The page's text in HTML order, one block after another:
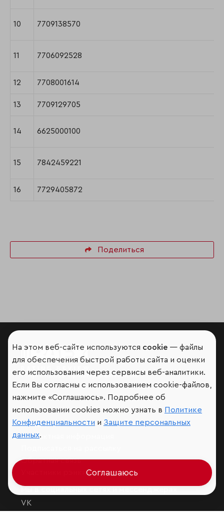
10 7709138570
11 7706092528
12 7708001614
13 7709129705
14 6625000100
15 7842459221
16 7729405872
Поделиться
Мир сквозь призму рейтингов
Аналитика
Контактная информация
Обратная связь
Участники рэнкингов
VK
На этом веб-сайте используются cookie — файлы
для обеспечения быстрой работы сайта и оценки
его использования через сервисы веб-аналитики.
Если Вы согласны с использованием cookie-файлов,
нажмите «Соглашаюсь». Подробнее об
использовании cookies можно узнать в Политике
Конфиденциальности и Защите персональных
данных.
Соглашаюсь